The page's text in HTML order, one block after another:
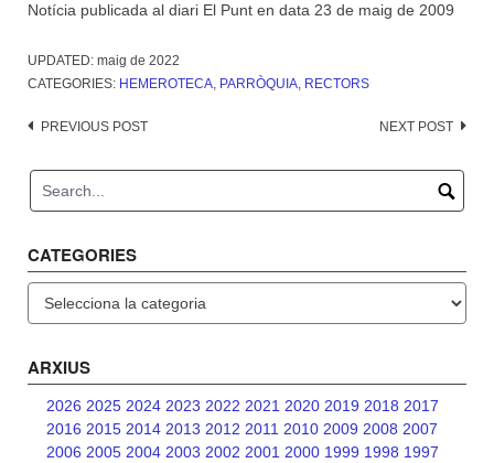
Notícia publicada al diari El Punt en data 23 de maig de 2009
UPDATED: maig de 2022
CATEGORIES: HEMEROTECA, PARRÒQUIA, RECTORS
Post
PREVIOUS POST NEXT POST
CATEGORIES
ARXIUS
2026 2025 2024 2023 2022 2021 2020 2019 2018 2017
2016 2015 2014 2013 2012 2011 2010 2009 2008 2007
2006 2005 2004 2003 2002 2001 2000 1999 1998 1997